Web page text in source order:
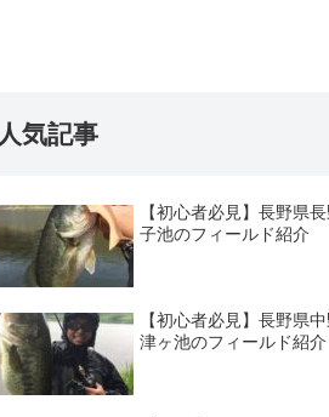
人気記事
【初心者必見】長野県
子池のフィールド紹介
【初心者必見】長野県
津ヶ池のフィールド紹介